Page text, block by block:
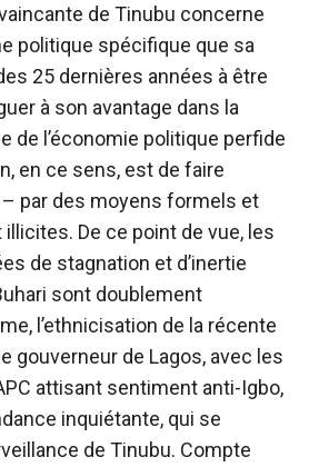
de Tinubu concerne
politique spécifique que sa
25 dernières années à être
à son avantage dans la
de l’économie politique perfide
en ce sens, est de faire
par des moyens formels et
De ce point de vue, les
de stagnation et d’inertie
sont doublement
l’ethnicisation de la récente
gouverneur de Lagos, avec les
attisant sentiment anti-Igbo,
inquiétante, qui se
de Tinubu. Compte